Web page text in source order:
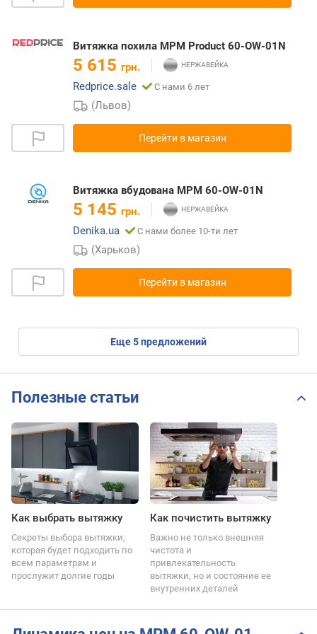
Витяжка похила MPM Product 60-OW-01N
5 615 грн.
Redprice.sale
С нами 6 лет
(Львов)
Перейти в магазин
Витяжка вбудована MPM 60-OW-01N
5 145 грн.
Denika.ua
С нами более 10-ти лет
(Харьков)
Перейти в магазин
eще5предложений
Полезные статьи
Как выбрать вытяжку
Секреты выбора вытяжки,
которая будет подходить по
всем параметрам и
прослужит долгие годы
Как почистить вытяжку
Важно не только внешняя
чистота и
привлекательность
вытяжки, но и состояние ее
внутренних деталей